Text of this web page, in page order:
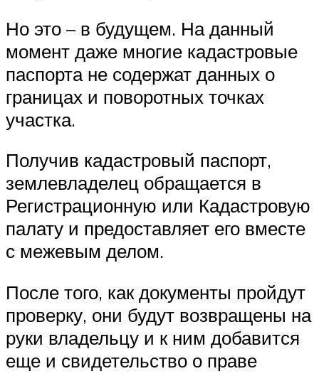
Но это – в будущем. На данный
момент даже многие кадастровые
паспорта не содержат данных о
границах и поворотных точках
участка.
Получив кадастровый паспорт,
землевладелец обращается в
Регистрационную или Кадастровую
палату и предоставляет его вместе
с межевым делом.
После того, как документы пройдут
проверку, они будут возвращены на
руки владельцу и к ним добавится
еще и свидетельство о праве